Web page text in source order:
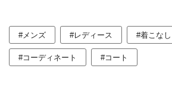
#メンズ #レディース #着こなし
#コーディネート #コート